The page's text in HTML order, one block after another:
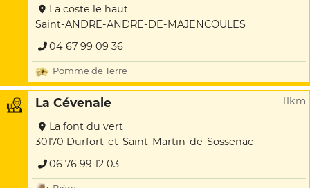
La coste le haut
Saint-ANDRE-ANDRE-DE-MAJENCOULES
04 67 99 09 36
Pomme de Terre
La Cévenale 11km
La font du vert
30170 Durfort-et-Saint-Martin-de-Sossenac
06 76 99 12 03